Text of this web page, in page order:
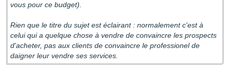
vous pour ce budget).
Rien que le titre du sujet est éclairant : normalement c'est à
celui qui a quelque chose à vendre de convaincre les prospects
d'acheter, pas aux clients de convaincre le professionel de
daigner leur vendre ses services.